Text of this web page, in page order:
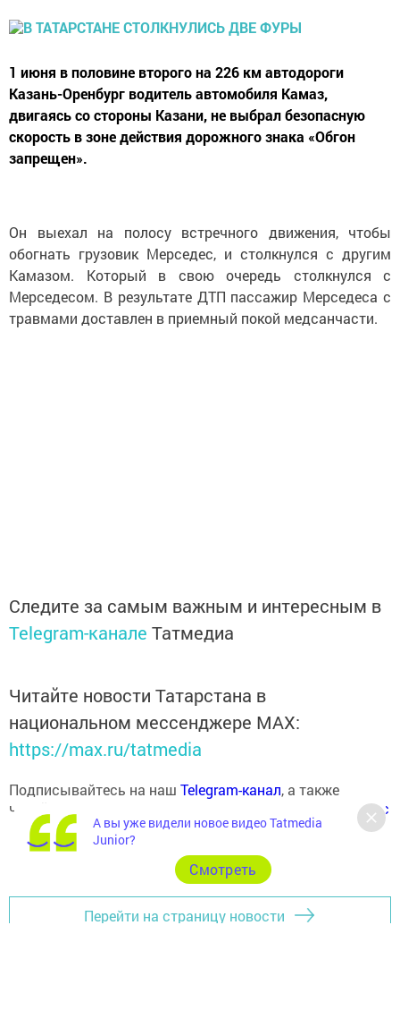
1 июня в половине второго на 226 км автодороги
Казань-Оренбург водитель автомобиля Камаз,
двигаясь со стороны Казани, не выбрал безопасную
скорость в зоне действия дорожного знака «Обгон
запрещен».
Он выехал на полосу встречного движения, чтобы
обогнать грузовик Мерседес, и столкнулся с другим
Камазом. Который в свою очередь столкнулся с
Мерседесом. В результате ДТП пассажир Мерседеса с
травмами доставлен в приемный покой медсанчасти.
Следите за самым важным и интересным в
Telegram-канале Татмедиа
Читайте новости Татарстана в
национальном мессенджере MАХ:
https://max.ru/tatmedia
Подписывайтесь на наш Telegram-канал, а также
читайте нас
Макс
Перейти на страницу новости
А вы уже видели новое видео Tatmedia
Junior?
Cмотреть